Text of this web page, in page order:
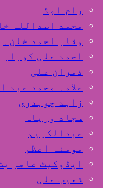
رام اوڈ
محمد اسداللہ
وقار احمد خان۔
احمد علی کورار
ذمران علی
علامہ محمد عبد
زاہد چوہدری
سجاد وریاہ
عبدالکریم
مومنہ اعظم
ایڈوکیٹ عامر
شعیب علی